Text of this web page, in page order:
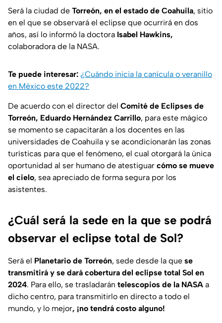
Será la ciudad de Torreón, en el estado de Coahuila, sitio
en el que se observará el eclipse que ocurrirá en dos
años, así lo informó la doctora Isabel Hawkins,
colaboradora de la NASA.
Te puede interesar: ¿Cuándo inicia la canícula o veranillo
en México este 2022?
De acuerdo con el director del Comité de Eclipses de
Torreón, Eduardo Hernández Carrillo, para este mágico
se momento se capacitarán a los docentes en las
universidades de Coahuila y se acondicionarán las zonas
turísticas para que el fenómeno, el cual otorgará la única
oportunidad al ser humano de atestiguar cómo se mueve
el cielo, sea apreciado de forma segura por los
asistentes.
¿Cuál será la sede en la que se podrá
observar el eclipse total de Sol?
Será el Planetario de Torreón, sede desde la que se
transmitirá y se dará cobertura del eclipse total Sol en
2024. Para ello, se trasladarán telescopios de la NASA a
dicho centro, para transmitirlo en directo a todo el
mundo, y lo mejor, ¡no tendrá costo alguno!